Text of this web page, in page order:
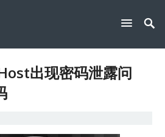
出现密码泄露问